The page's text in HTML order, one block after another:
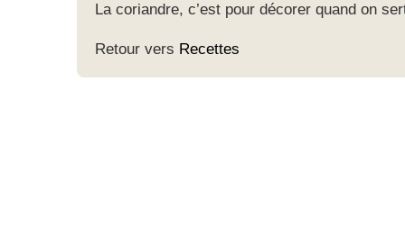
La coriandre, c’est pour décorer quand on
Retour vers Recettes